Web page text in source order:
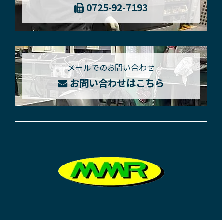
0725-92-7193
メールでのお問い合わせ
お問い合わせはこちら